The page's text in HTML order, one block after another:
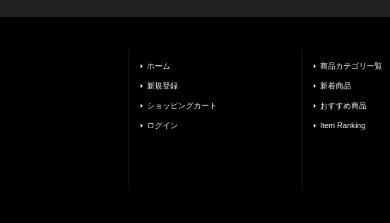
ホーム
新規登録
ショッピングカート
ログイン
商品カテゴリ一覧
新着商品
おすすめ商品
Item Ranking